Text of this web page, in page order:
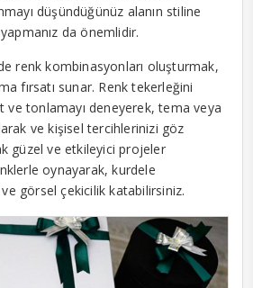
düşündüğünüz alanın stiline
da önemlidir.
renk kombinasyonları oluşturmak,
fırsatı sunar. Renk tekerleğini
tonlamayı deneyerek, tema veya
ve kişisel tercihlerinizi göz
güzel ve etkileyici projeler
oynayarak, kurdele
ve görsel çekicilik katabilirsiniz.